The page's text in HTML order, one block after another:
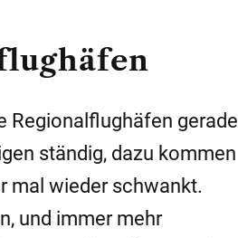
Regionalflughäfen gerade
ständig, dazu kommen
mal wieder schwankt.
und immer mehr